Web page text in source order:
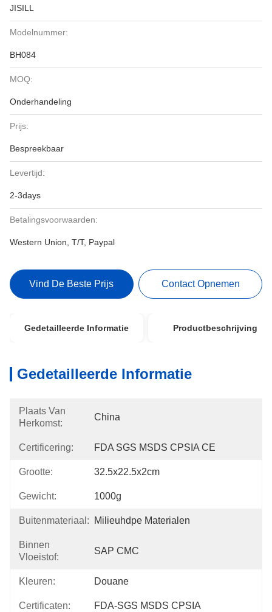
JISILL
Modelnummer:
BH084
MOQ:
Onderhandeling
Prijs:
Bespreekbaar
Levertijd:
2-3days
Betalingsvoorwaarden:
Western Union, T/T, Paypal
Vind De Beste Prijs Contact Opnemen
Gedetailleerde Informatie Productbeschrijving
Gedetailleerde Informatie
Plaats Van
Herkomst:
China
Certificering: FDA SGS MSDS CPSIA CE
Grootte: 32.5x22.5x2cm
Gewicht: 1000g
Buitenmateriaal: Milieuhdpe Materialen
Binnen
Vloeistof:
SAP CMC
Kleuren: Douane
Certificaten: FDA-SGS MSDS CPSIA